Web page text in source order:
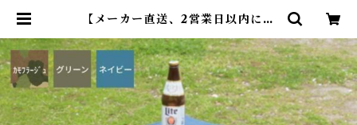
【メーカー直送、2営業日以内に発
ィングサイドテーブル MIP-91 カ
モフラージュ／グリーン／ネイビー
W50.5×D31.5×H53 | DearKM
❤︎フレンチブルドック孔明